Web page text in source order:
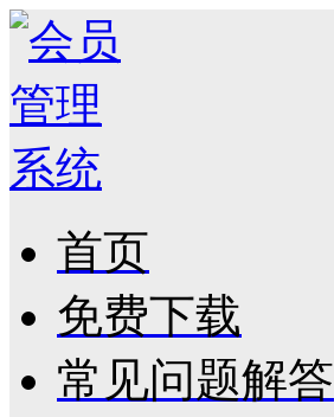
首页
免费下载
常见问题解答